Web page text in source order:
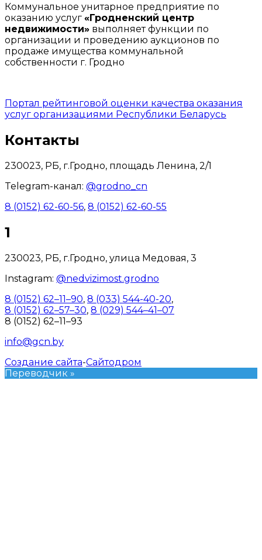
Коммунальное унитарное предприятие по
оказанию услуг «Гродненский центр
недвижимости» выполняет функции по
организации и проведению аукционов по
продаже имущества коммунальной
собственности г. Гродно
Портал рейтинговой оценки качества оказания
услуг организациями Республики Беларусь
Контакты
230023, РБ, г.Гродно, площадь Ленина, 2/1
Telegram-канал: @grodno_cn
8 (0152) 62-60-56, 8 (0152) 62-60-55
1
230023, РБ, г.Гродно, улица Медовая, 3
Instagram: @nedvizimost.grodno
8 (0152) 62–11–90, 8 (033) 544-40-20,
8 (0152) 62–57–30, 8 (029) 544–41–07
8 (0152) 62–11–93
info@gcn.by
Создание сайта-Сайтодром
Переводчик »